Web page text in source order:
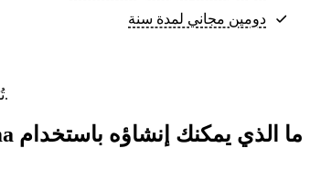
دومين مجاني لمدة سنة
تُدفع جميع الخطط مقدمًا. ويعكس السعر الشهري إجمالي سعر الخطة مقسومًا على عدد الأشهر في خطتك.
ما الذي يمكنك إنشاؤه باستخدام Chroma؟